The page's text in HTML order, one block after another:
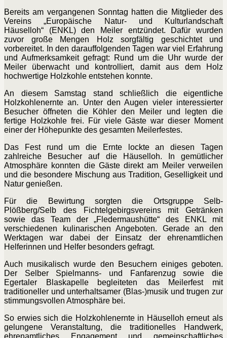
Bereits am vergangenen Sonntag hatten die Mitglieder des
Vereins „Europäische Natur- und Kulturlandschaft
Häuselloh“ (ENKL) den Meiler entzündet. Dafür wurden
zuvor große Mengen Holz sorgfältig geschichtet und
vorbereitet. In den darauffolgenden Tagen war viel Erfahrung
und Aufmerksamkeit gefragt: Rund um die Uhr wurde der
Meiler überwacht und kontrolliert, damit aus dem Holz
hochwertige Holzkohle entstehen konnte.
An diesem Samstag stand schließlich die eigentliche
Holzkohlenernte an. Unter den Augen vieler interessierter
Besucher öffneten die Köhler den Meiler und legten die
fertige Holzkohle frei. Für viele Gäste war dieser Moment
einer der Höhepunkte des gesamten Meilerfestes.
Das Fest rund um die Ernte lockte an diesen Tagen
zahlreiche Besucher auf die Häuselloh. In gemütlicher
Atmosphäre konnten die Gäste direkt am Meiler verweilen
und die besondere Mischung aus Tradition, Geselligkeit und
Natur genießen.
Für die Bewirtung sorgten die Ortsgruppe Selb-
Plößberg/Selb des Fichtelgebirgsvereins mit Getränken
sowie das Team der „Fledermaushütte“ des ENKL mit
verschiedenen kulinarischen Angeboten. Gerade an den
Werktagen war dabei der Einsatz der ehrenamtlichen
Helferinnen und Helfer besonders gefragt.
Auch musikalisch wurde den Besuchern einiges geboten.
Der Selber Spielmanns- und Fanfarenzug sowie die
Egertaler Blaskapelle begleiteten das Meilerfest mit
traditioneller und unterhaltsamer (Blas-)musik und trugen zur
stimmungsvollen Atmosphäre bei.
So erwies sich die Holzkohlenernte in Häuselloh erneut als
gelungene Veranstaltung, die traditionelles Handwerk,